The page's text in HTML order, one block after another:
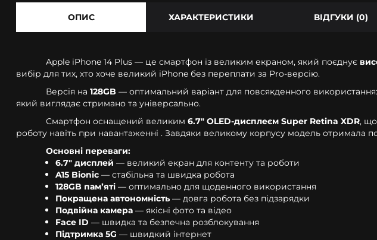
ОПИС ХАРАКТЕРИСТИКИ ВІДГУКИ (0)
Apple iPhone 14 Plus — це смартфон із великим екраном, який поєднує
вибір для тих, хто хоче великий iPhone без переплати за Pro-версію.
Версія на 128GB — оптимальний варіант для повсякденного використання:
який виглядає стримано та універсально.
Смартфон оснащений великим 6.7" OLED-дисплеєм Super Retina XDR,
роботу навіть при навантаженні . Завдяки великому корпусу модель отримала
Основні переваги:
6.7" дисплей — великий екран для контенту та роботи
A15 Bionic — стабільна та швидка робота
128GB памʼяті — оптимально для щоденного використання
Покращена автономність — довга робота без підзарядки
Подвійна камера — якісні фото та відео
Face ID — швидка та безпечна розблокування
Підтримка 5G — швидкий інтернет